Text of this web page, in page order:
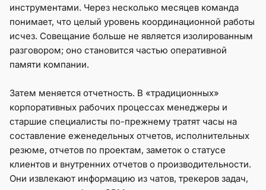
инструментами. Через несколько месяцев команда
понимает, что целый уровень координационной работы
исчез. Совещание больше не является изолированным
разговором; оно становится частью оперативной
памяти компании.
Затем меняется отчетность. В «традиционных»
корпоративных рабочих процессах менеджеры и
старшие специалисты по-прежнему тратят часы на
составление еженедельных отчетов, исполнительных
резюме, отчетов по проектам, заметок о статусе
клиентов и внутренних отчетов о производительности.
Они извлекают информацию из чатов, трекеров задач,